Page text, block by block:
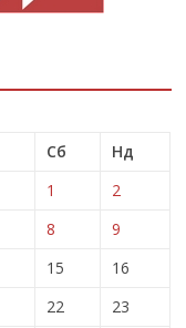
Сб
Нд
1
2
8
9
15
16
22
23